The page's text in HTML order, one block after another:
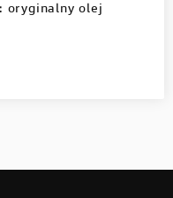
oryginalny olej